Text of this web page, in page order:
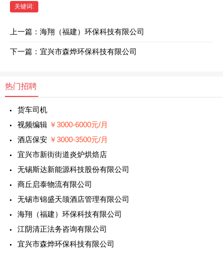
关键词:
上一篇： 海翔（福建）环保科技有限公司
下一篇： 宜兴市森烨环保科技有限公司
热门招聘
货车司机
视频编辑 ￥3000-6000元/月
酒店保安 ￥3000-3500元/月
宜兴市新街街道炎炉烘焙店
无锡斯达新能源科技股份有限公司
商丘启泰物流有限公司
无锡市锦盛天颉酒店管理有限公司
海翔（福建）环保科技有限公司
江阴清正法务咨询有限公司
宜兴市森烨环保科技有限公司